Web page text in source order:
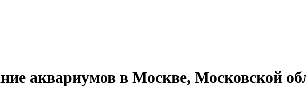
аквариумов в Москве, Московской